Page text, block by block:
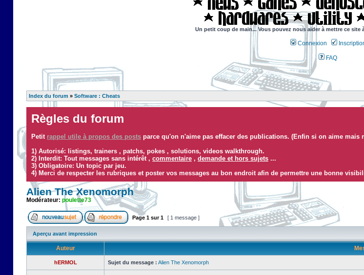
Un petit coup de main... Vous pouvez nous aider à mettre ce site
Connexion
FAQ
Index du forum » Software : Cheats
Règles du forum
Petit rappel utile à propos des posts parce qu'on n'aime pas effacer des publications. (Enfin si on aime mais
1) Autorisé: listings, trainers , patchs, pokes , solutions, videos walkthrough.
2) Interdit: Tout messages sans intérêt , commentaire , demande et hors sujets ...
3) Obligatoire: Un topic par jeu.
4) Merci de respecter les rubriques et poster vos messages au bon endroit afin de permettre une bonne
Alien The Xenomorph
Modérateur: poulette73
Page 1 sur1 [ 1 message ]
Aperçu avant impression
Auteur
hERMOL Sujet du message : Alien The Xenomorph